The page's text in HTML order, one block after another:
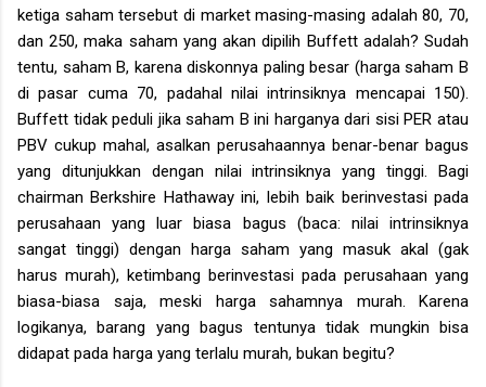
ketiga saham tersebut di market masing-masing adalah 80, 70,
dan 250, maka saham yang akan dipilih Buffett adalah? Sudah
tentu, saham B, karena diskonnya paling besar (harga saham B
di pasar cuma 70, padahal nilai intrinsiknya mencapai 150).
Buffett tidak peduli jika saham B ini harganya dari sisi PER atau
PBV cukup mahal, asalkan perusahaannya benar-benar bagus
yang ditunjukkan dengan nilai intrinsiknya yang tinggi. Bagi
chairman Berkshire Hathaway ini, lebih baik berinvestasi pada
perusahaan yang luar biasa bagus (baca: nilai intrinsiknya
sangat tinggi) dengan harga saham yang masuk akal (gak
harus murah), ketimbang berinvestasi pada perusahaan yang
biasa-biasa saja, meski harga sahamnya murah. Karena
logikanya, barang yang bagus tentunya tidak mungkin bisa
didapat pada harga yang terlalu murah, bukan begitu?